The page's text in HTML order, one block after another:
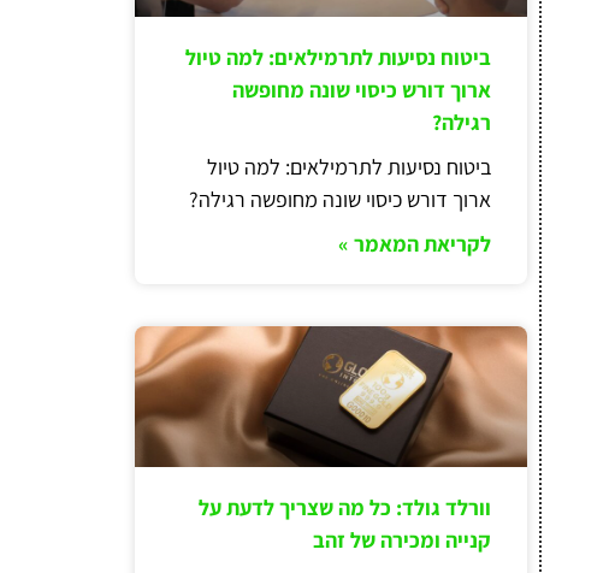
ביטוח נסיעות לתרמילאים: למה טיול
ארוך דורש כיסוי שונה מחופשה
רגילה?
ביטוח נסיעות לתרמילאים: למה טיול
ארוך דורש כיסוי שונה מחופשה רגילה?
לקריאת המאמר »
וורלד גולד: כל מה שצריך לדעת על
קנייה ומכירה של זהב